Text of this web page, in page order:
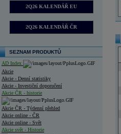
2Q26 KALENDÁŘ EU
2Q26 KALENDÁŘ ČR
SEZNAM PRODUKTŮ
AD Index
Akcie
Akcie - Denní statistiky
Akcie - Investiční doporučení
Akcie ČR - historie
Akcie ČR - Týdenní přehled
Akcie online - ČR
Akcie online - Svět
Akcie svět - Historie